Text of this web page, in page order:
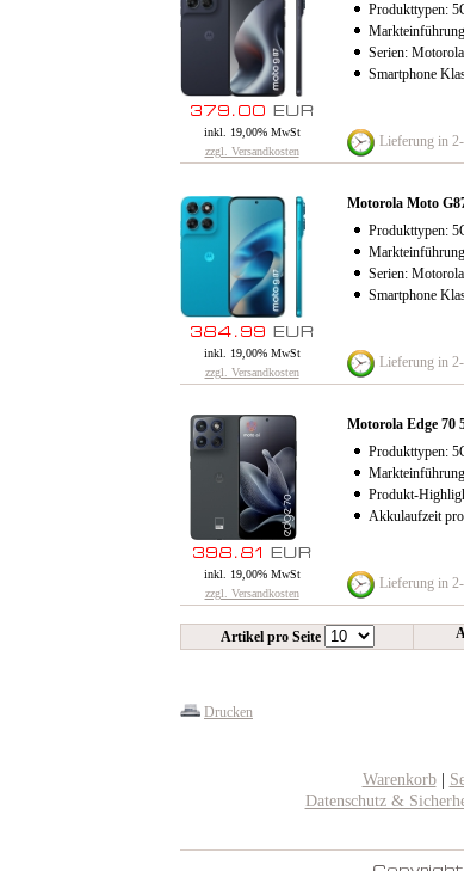
Produkttypen:
Serien:
Smartphone
inkl. 19,00% MwSt
zzgl. Versandkosten
Lieferung in
Motorola Moto
Produkttypen:
Serien:
Smartphone
inkl. 19,00% MwSt
zzgl. Versandkosten
Lieferung in
Motorola Edge 70
Produkttypen:
Produkt-
Akkulaufzeit
inkl. 19,00% MwSt
zzgl. Versandkosten
Lieferung in
Artikel pro Seite
Drucken
Warenkorb|
Datenschutz &